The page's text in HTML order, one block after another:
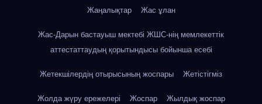
Жаңалықтар Жас ұлан
Жас-Дарын бастауыш мектебі ЖШС-нің мемлекеттік
аттестаттаудың қорытындысы бойынша есебі
Жетекшілердің отырысының жоспары Жетістігміз
Жолда жүру ережелері Жоспар Жылдық жоспар